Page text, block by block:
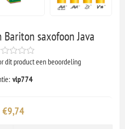
saxofoon Java
dit product een beoordeling
vlp774
€9,74